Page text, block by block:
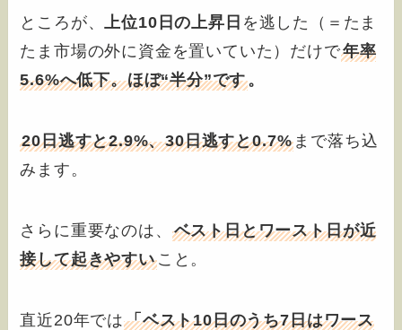
ところが、上位10日の上昇日 を逃した（＝たま
たま市場の外に資金を置いていた）だけで年率
5.6%へ低下。ほぼ“半分”です。
20日逃すと2.9%、30日逃すと0.7% まで落ち込
みます。
さらに重要なのは、 ベスト日とワースト日が近
接して起きやすいこと。
直近20年では「ベスト10日のうち7日はワース